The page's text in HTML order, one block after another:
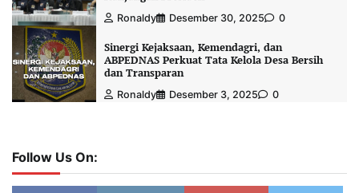
Ronaldy Desember 30, 2025 0
Sinergi Kejaksaan, Kemendagri, dan
ABPEDNAS Perkuat Tata Kelola Desa Bersih
dan Transparan
Ronaldy Desember 3, 2025 0
Follow Us On: